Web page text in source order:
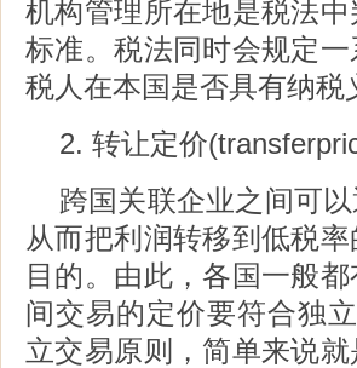
机构管理所在地是税法
标准。税法同时会规定
税人在本国是否具有纳
2. 转让定价
跨国关联企业之间可
从而把利润转移到低税
目的。由此，各国一般
间交易的定价要符合独
立交易原则，简单来说